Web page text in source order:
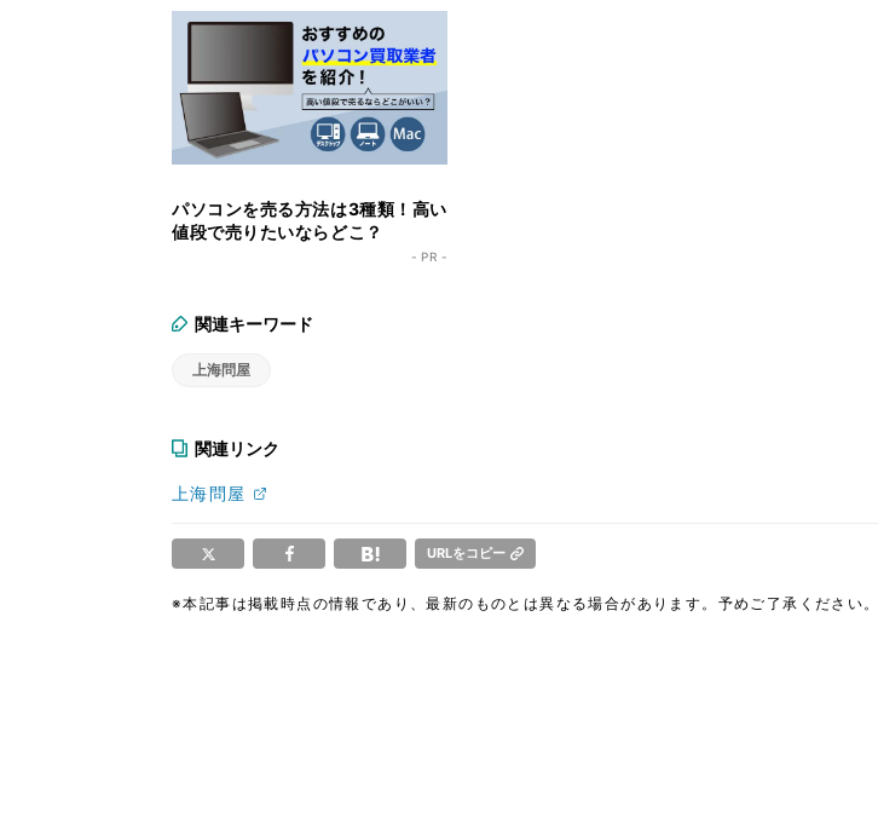
パソコンを売る方法は3種類！高い
値段で売りたいならどこ？
- PR -
関連キーワード
上海問屋
関連リンク
上海問屋
URLをコピー
※本記事は掲載時点の情報であり、最新のものとは異なる場合があります。予めご了承ください。